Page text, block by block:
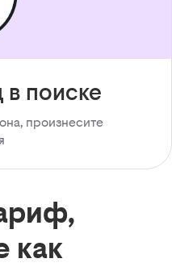
в поиске
произнесите
как